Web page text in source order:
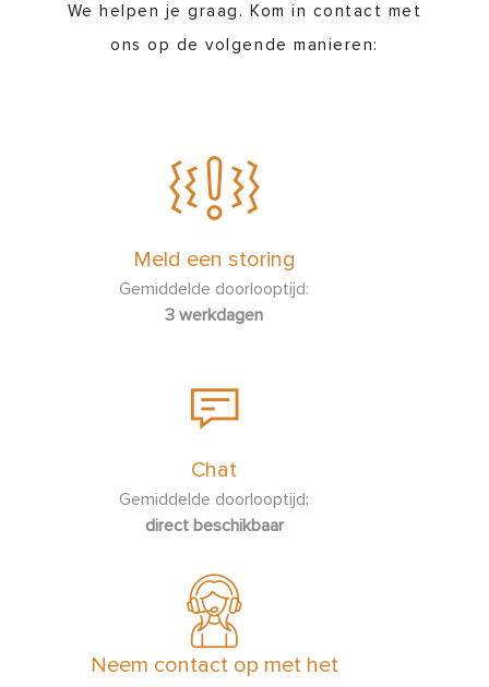
Waarvoor dient de bijgeleverde liniaal?
Wat betekenen de 3 streepjes in het display?
Hoe activeer ik de automatische panherkenning (APD)?
Hoe maak ik vlekken op het glas van mijn kookplaat schoon?
Hoe sluit ik mijn inductiekookplaat aan?
Hoe werkt mijn inductiekookplaat?
Hoe zet ik de demo-stand van mijn inductiekookplaat uit?
Is het mogelijk om mijn kookplaat vlak in te bouwen?
We helpen je graag. Kom in contact met
ons op de volgende manieren:
Meld een storing
Gemiddelde doorlooptijd:
3 werkdagen
Chat
Gemiddelde doorlooptijd:
direct beschikbaar
Neem contact op met het